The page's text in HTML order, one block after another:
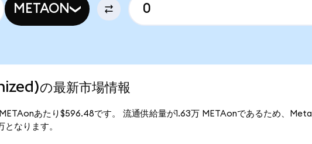
METAON
の最新市場情報
あたり$596.48です。 流通供給量が1.63万 METAonであるため、Meta
なります。